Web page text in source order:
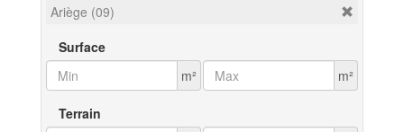
Ariège (09)
Surface
m²
m²
Terrain